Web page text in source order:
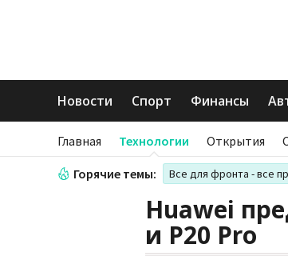
Новости Спорт Финансы
Главная Технологии Открытия
Горячие темы: Все для фронта - все
Huawei
и P20 Pro